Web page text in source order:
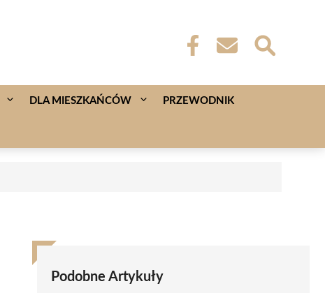
DLA MIESZKAŃCÓW PRZEWODNIK
Podobne Artykuły